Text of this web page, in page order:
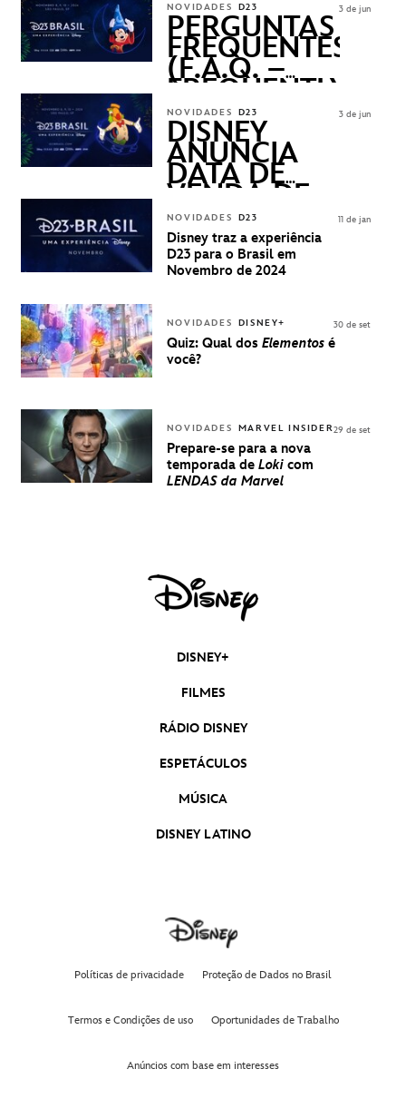
NOVIDADES D23
PERGUNTAS
FREQUENTES
(F.A.Q. –
FREQUENTLY
ASKED
QUESTIONS)
3 de jun
NOVIDADES D23
DISNEY
ANUNCIA
DATA DE
VENDA DE
INGRESSOS
PARA A D23
BRASIL -
UMA
DISNEY
3 de jun
NOVIDADES D23
Disney traz a experiência
D23 para o Brasil em
Novembro de 2024
11 de jan
NOVIDADES DISNEY+
Quiz: Qual dos Elementos é
você?
30 de set
NOVIDADES MARVEL INSIDER
Prepare-se para a nova
temporada de Loki com
LENDAS da Marvel
29 de set
DISNEY+
FILMES
RÁDIO DISNEY
ESPETÁCULOS
MÚSICA
DISNEY LATINO
Políticas de privacidade Proteção de Dados no Brasil
Termos e Condições de uso Oportunidades de Trabalho
Anúncios com base em interesses